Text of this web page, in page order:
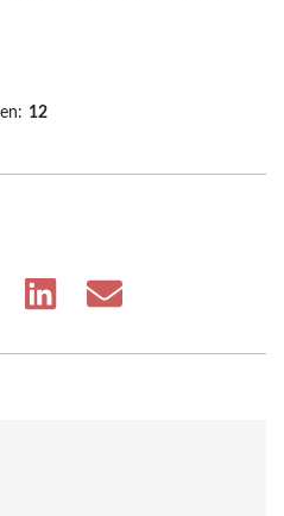
12
Share
Share